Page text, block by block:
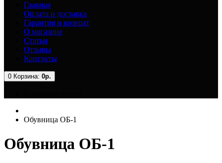
Главная
Оплата и доставка
Гарантия и возврат
О магазине
Статьи
Отзывы
Контакты
0 Корзина: 0р.
Обувница ОБ-1
Обувница ОБ-1